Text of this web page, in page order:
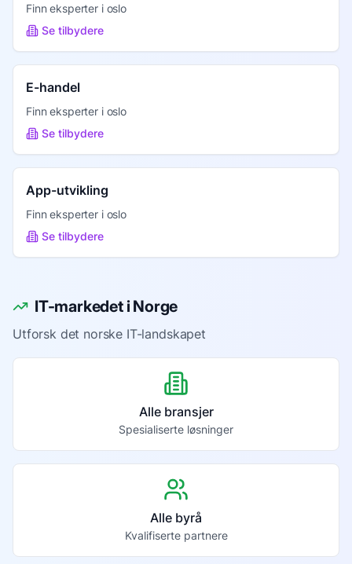
Finn eksperter i oslo
Se tilbydere
E-handel
Finn eksperter i oslo
Se tilbydere
App-utvikling
Finn eksperter i oslo
Se tilbydere
IT-markedet i Norge
Utforsk det norske IT-landskapet
Alle bransjer
Spesialiserte løsninger
Alle byrå
Kvalifiserte partnere